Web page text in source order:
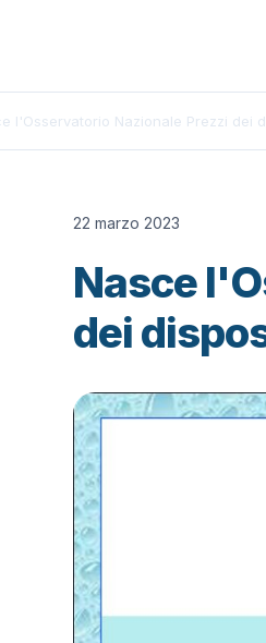
l'Osservatorio Nazionale Prezzi dei
22 marzo 2023
Nasce
dei